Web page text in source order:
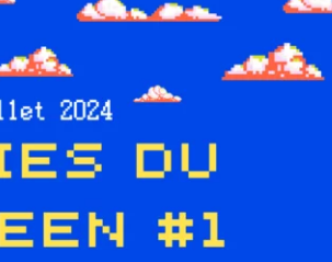
Local en écran partagé
En ligne
MMORPG
Par plateforme